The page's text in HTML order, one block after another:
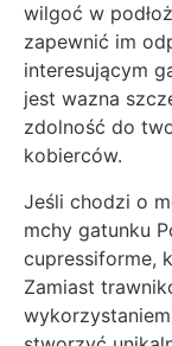
wilgoć w
zapewnić im
interesującym
jest wazna
zdolność do
kobierców.
Jeśli chodzi o
mchy gatunku
cupressiforme,
Zamiast